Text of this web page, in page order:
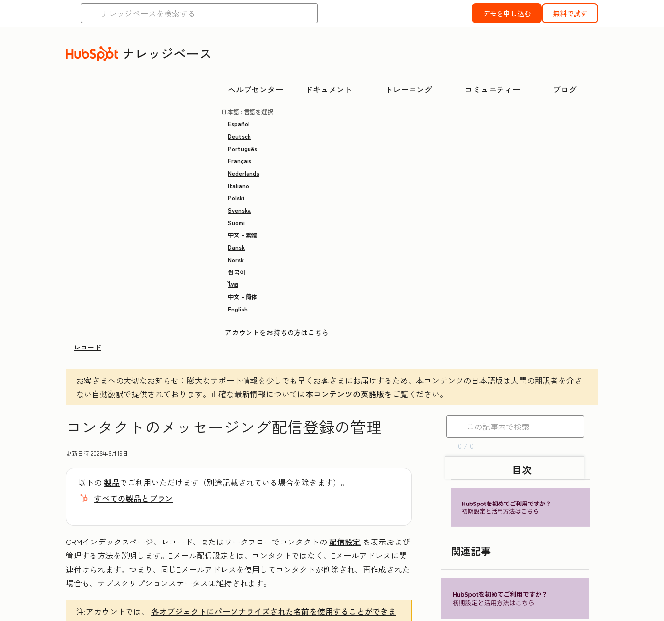
デモを申し込む 無料で試す
ナレッジベース
ヘルプセンター ドキュメント トレーニング コミュニティー ブログ
日本語 : 言語を選択
Español
Deutsch
Português
Français
Nederlands
Italiano
Polski
Svenska
Suomi
中文 - 繁體
Dansk
Norsk
한국어
ไทย
中文 - 简体
English
アカウントをお持ちの方はこちら
レコード
お客さまへの大切なお知らせ ：膨大なサポート情報を少しでも早くお客さまにお届けするため、本コンテンツの日本語版は人間の翻訳者を介さ
ない自動翻訳で提供されております。 正確な最新情報については本コンテンツの英語版をご覧ください。
コンタクトのメッセージング配信登録の管理
更新日時2026年6月19日
以下の 製品でご利用いただけます（別途記載されている場合を除きます）。
すべての製品とプラン
CRMインデックスページ、レコード、またはワークフローでコンタクトの 配信設定 を表示および
管理する方法を説明します。Eメール配信設定とは、コンタクトではなく、Eメールアドレスに関
連付けられます。つまり、同じEメールアドレスを使用してコンタクトが削除され、再作成された
場合も、サブスクリプションステータスは維持されます。
注:アカウントでは、 各オブジェクトにパーソナライズされた名前を使用することができま
0 / 0
目次
関連記事